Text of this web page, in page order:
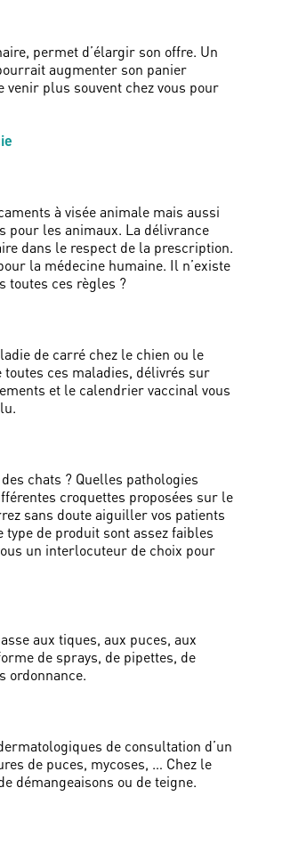
permet d’élargir son offre. Un
augmenter son panier
venir plus souvent chez vous pour
à visée animale mais aussi
pour les animaux. La délivrance
dans le respect de la prescription.
la médecine humaine. Il n’existe
toutes ces règles ?
de carré chez le chien ou le
ces maladies, délivrés sur
et le calendrier vaccinal vous
chats ? Quelles pathologies
croquettes proposées sur le
sans doute aiguiller vos patients
de produit sont assez faibles
un interlocuteur de choix pour
aux tiques, aux puces, aux
de sprays, de pipettes, de
ordonnance.
de consultation d’un
de puces, mycoses, … Chez le
démangeaisons ou de teigne.